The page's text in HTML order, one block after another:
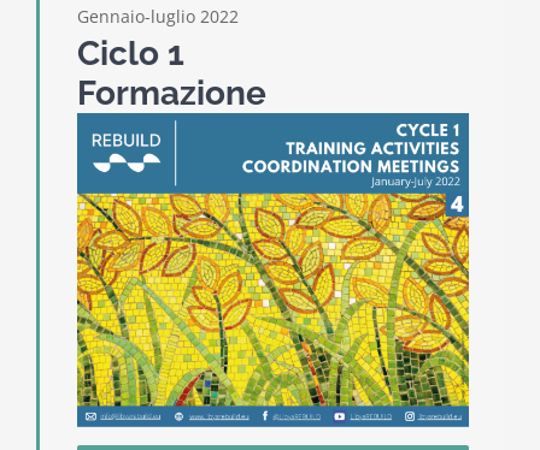
Gennaio-luglio 2022
Ciclo 1
Formazione